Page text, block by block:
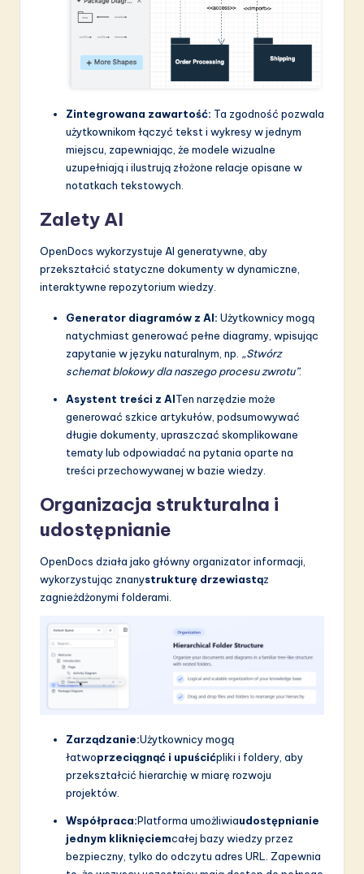
Zintegrowana zawartość: Ta zgodność pozwala
użytkownikom łączyć tekst i wykresy w jednym
miejscu, zapewniając, że modele wizualne
uzupełniają i ilustrują złożone relacje opisane w
notatkach tekstowych.
Zalety AI
OpenDocs wykorzystuje AI generatywne, aby
przekształcić statyczne dokumenty w dynamiczne,
interaktywne repozytorium wiedzy.
Generator diagramów z AI: Użytkownicy mogą
natychmiast generować pełne diagramy, wpisując
zapytanie w języku naturalnym, np. „Stwórz
schemat blokowy dla naszego procesu zwrotu”.
Asystent treści z AITen narzędzie może
generować szkice artykułów, podsumowywać
długie dokumenty, upraszczać skomplikowane
tematy lub odpowiadać na pytania oparte na
treści przechowywanej w bazie wiedzy.
Organizacja strukturalna i
udostępnianie
OpenDocs działa jako główny organizator informacji,
wykorzystując znanystrukturę drzewiastąz
zagnieżdżonymi folderami.
Zarządzanie:Użytkownicy mogą
łatwoprzeciągnąć i upuścićpliki i foldery, aby
przekształcić hierarchię w miarę rozwoju
projektów.
Współpraca:Platforma umożliwiaudostępnianie
jednym kliknięciemcałej bazy wiedzy przez
bezpieczny, tylko do odczytu adres URL. Zapewnia